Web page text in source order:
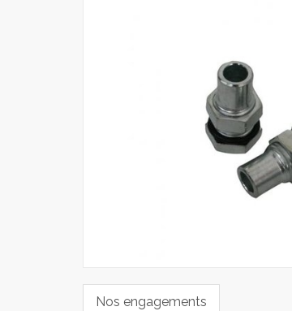
Nos engagements